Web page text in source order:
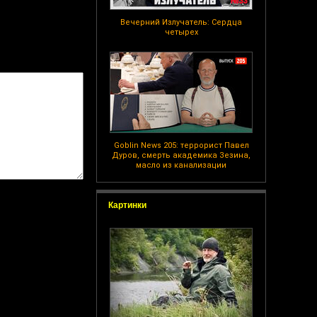
Вечерний Излучатель: Сердца
четырех
Goblin News 205: террорист Павел
Дуров, смерть академика Зезина,
масло из канализации
Картинки